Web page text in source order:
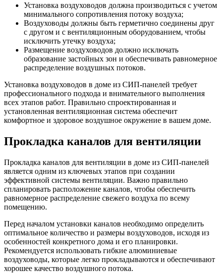
Установка воздуховодов должна производиться с учетом
минимального сопротивления потоку воздуха;
Воздуховоды должны быть герметично соединены друг
с другом и с вентиляционным оборудованием, чтобы
исключить утечку воздуха;
Размещение воздуховодов должно исключать
образование застойных зон и обеспечивать равномерное
распределение воздушных потоков.
Установка воздуховодов в доме из СИП-панелей требует
профессионального подхода и внимательного выполнения
всех этапов работ. Правильно спроектированная и
установленная вентиляционная система обеспечит
комфортное и здоровое воздушное окружение в вашем доме.
Прокладка каналов для вентиляции
Прокладка каналов для вентиляции в доме из СИП-панелей
является одним из ключевых этапов при создании
эффективной системы вентиляции. Важно правильно
спланировать расположение каналов, чтобы обеспечить
равномерное распределение свежего воздуха по всему
помещению.
Перед началом установки каналов необходимо определить
оптимальное количество и размеры воздуховодов, исходя из
особенностей конкретного дома и его планировки.
Рекомендуется использовать гибкие алюминиевые
воздуховоды, которые легко прокладываются и обеспечивают
хорошее качество воздушного потока.